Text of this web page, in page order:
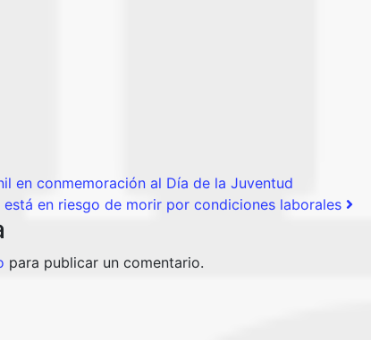
en conmemoración al Día de la Juventud
en riesgo de morir por condiciones laborales
para publicar un comentario.